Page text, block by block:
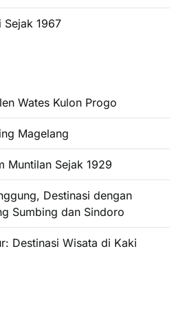
Sejak 1967
Wates Kulon Progo
Magelang
Muntilan Sejak 1929
Destinasi dengan
Sumbing dan Sindoro
Destinasi Wisata di Kaki